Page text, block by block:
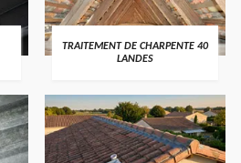
TRAITEMENT DE CHARPENTE 40
LANDES